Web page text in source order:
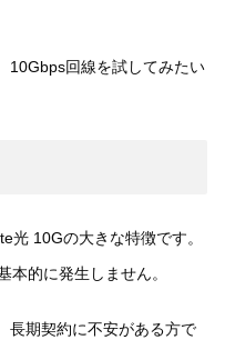
10Gbps回線を試してみたい
光 10Gの大きな特徴です。
本的に発生しません。
長期契約に不安がある方で